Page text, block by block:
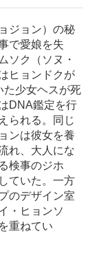
ジョン）の秘
で愛娘を失
ソク（ソヌ・
ヒョンドクが
た少女ヘスが死
DNA鑑定を行
られる。同じ
ンは彼女を養
れ、大人にな
検事のジホ
ていた。一方
のデザイン室
・ヒョンソ
重ねてい